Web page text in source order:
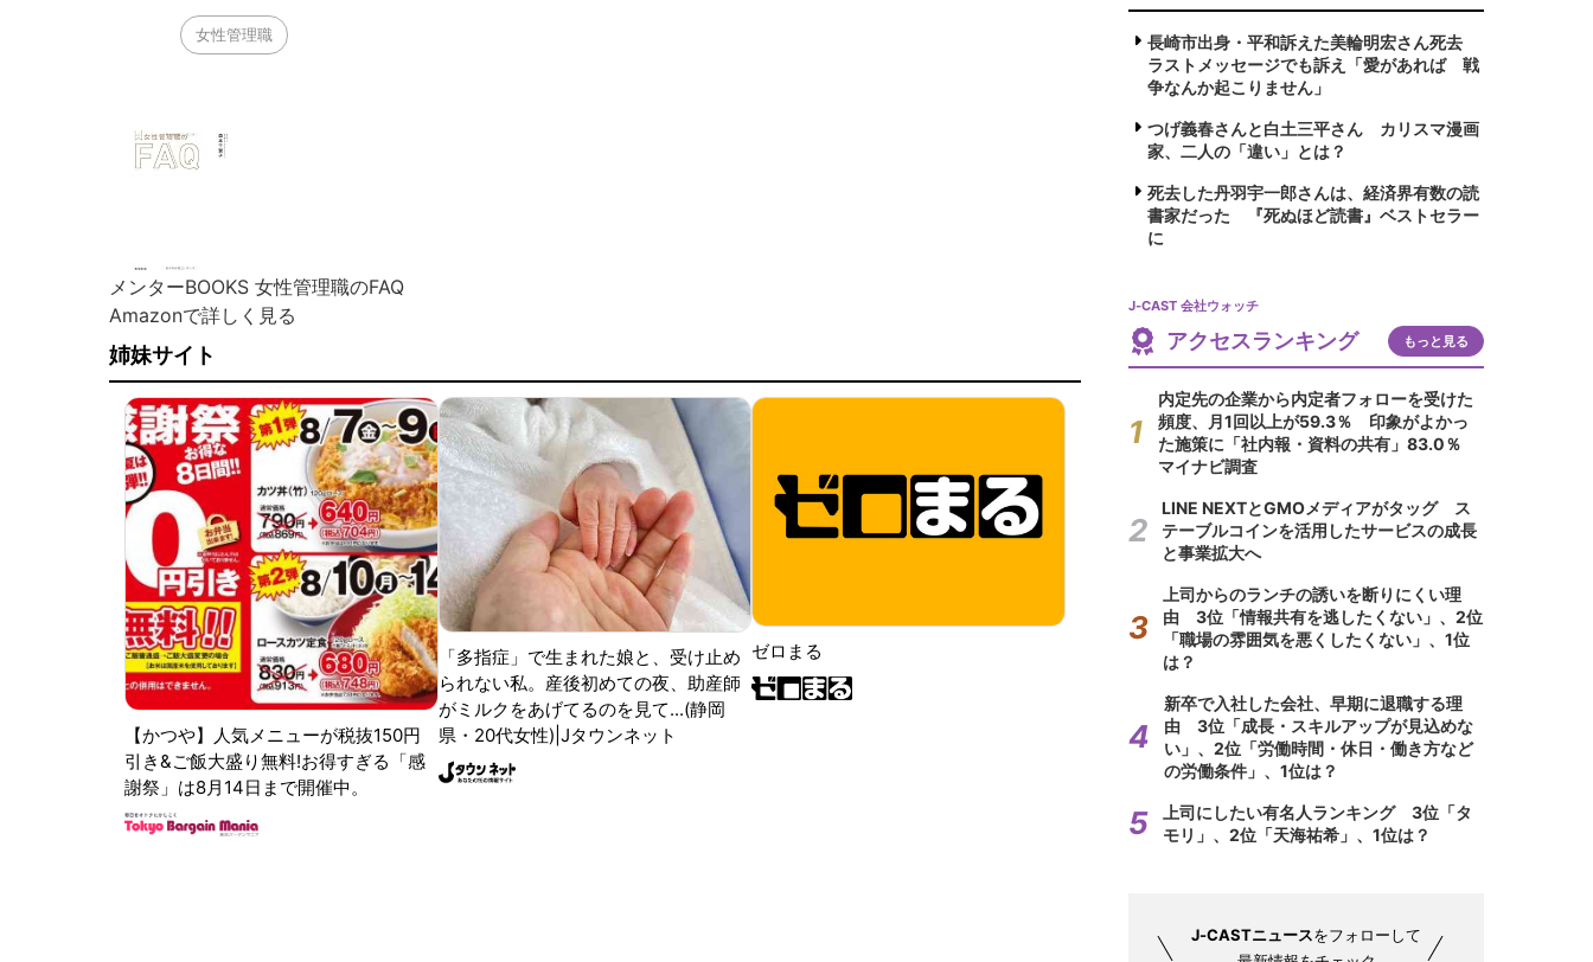
女性管理職
メンターBOOKS 女性管理職のFAQ
Amazonで詳しく見る
姉妹サイト
【かつや】人気メニューが税抜150円
引き&ご飯大盛り無料!お得すぎる「感
謝祭」は8月14日まで開催中。
「多指症」で生まれた娘と、受け止め
られない私。産後初めての夜、助産師
がミルクをあげてるのを見て...(静岡
県・20代女性)|Jタウンネット
ゼロまる
長崎市出身・平和訴えた美輪明宏さん死去
ラストメッセージでも訴え「愛があれば 戦
争なんか起こりません」
つげ義春さんと白土三平さん カリスマ漫画
家、二人の「違い」とは？
死去した丹羽宇一郎さんは、経済界有数の読
書家だった 『死ぬほど読書』ベストセラー
に
J-CAST 会社ウォッチ
アクセスランキング もっと見る
内定先の企業から内定者フォローを受けた
頻度、月1回以上が59.3％ 印象がよかっ
た施策に「社内報・資料の共有」83.0％
マイナビ調査
LINE NEXTとGMOメディアがタッグ ス
テーブルコインを活用したサービスの成長
と事業拡大へ
上司からのランチの誘いを断りにくい理
由 3位「情報共有を逃したくない」、2位
「職場の雰囲気を悪くしたくない」、1位
は？
新卒で入社した会社、早期に退職する理
由 3位「成長・スキルアップが見込めな
い」、2位「労働時間・休日・働き方など
の労働条件」、1位は？
上司にしたい有名人ランキング 3位「タ
モリ」、2位「天海祐希」、1位は？
J-CASTニュースをフォローして